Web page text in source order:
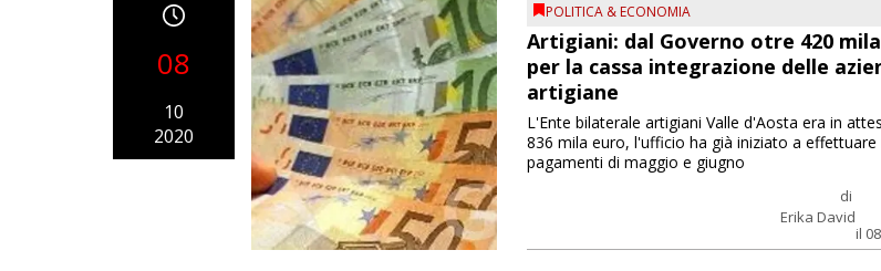
08
10
2020
POLITICA & ECONOMIA
Artigiani: dal Governo otre 420
per la cassa integrazione delle
artigiane
di
Erika David
il
L'Ente bilaterale artigiani Valle d'Aosta era in
836 mila euro, l'ufficio ha già iniziato a effettuare
pagamenti di maggio e giugno